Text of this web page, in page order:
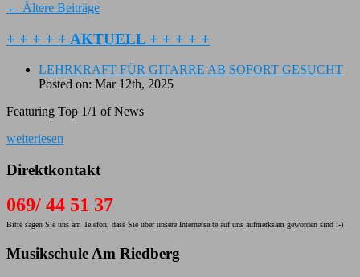
← Ältere Beiträge
+ + + + + AKTUELL + + + + +
LEHRKRAFT FÜR GITARRE AB SOFORT GESUCHT
Posted on: Mar 12th, 2025
Featuring Top 1/1 of News
weiterlesen
Direktkontakt
069/ 44 51 37
Bitte sagen Sie uns am Telefon, dass Sie über unsere Internetseite auf uns aufmerksam geworden sind :-)
Musikschule Am Riedberg